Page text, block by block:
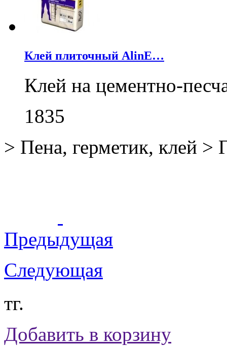
Клей плиточный AlinE…
Клей на цементно-
1835
> Пена, герметик, клей >
Предыдущая
Следующая
тг.
Добавить в корзину